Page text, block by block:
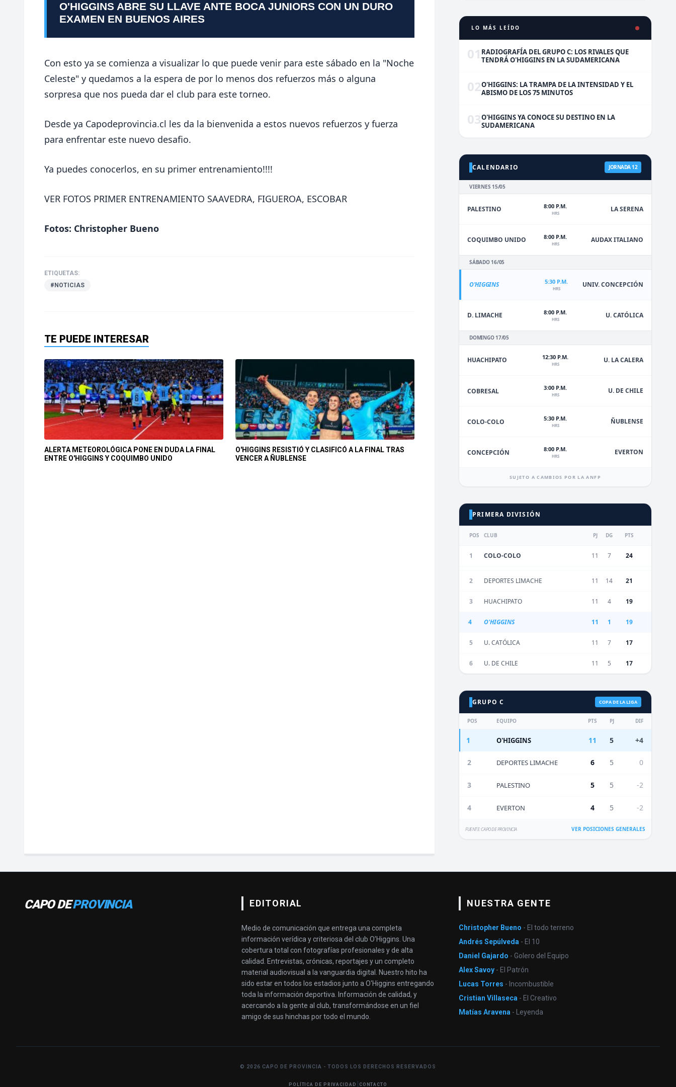
O'HIGGINS ABRE SU LLAVE ANTE BOCA JUNIORS CON UN DURO
EXAMEN EN BUENOS AIRES
Con esto ya se comienza a visualizar lo que puede venir para este sábado en la "Noche
Celeste" y quedamos a la espera de por lo menos dos refuerzos más o alguna
sorpresa que nos pueda dar el club para este torneo.
Desde ya Capodeprovincia.cl les da la bienvenida a estos nuevos refuerzos y fuerza
para enfrentar este nuevo desafio.
Ya puedes conocerlos, en su primer entrenamiento!!!!
VER FOTOS PRIMER ENTRENAMIENTO SAAVEDRA, FIGUEROA, ESCOBAR
Fotos: Christopher Bueno
ETIQUETAS:
#NOTICIAS
TE PUEDE INTERESAR
ALERTA METEOROLÓGICA PONE EN DUDA LA FINAL
ENTRE O'HIGGINS Y COQUIMBO UNIDO
O'HIGGINS RESISTIÓ Y CLASIFICÓ A LA FINAL TRAS
VENCER A ÑUBLENSE
LO MÁS LEÍDO
01 RADIOGRAFÍA DEL GRUPO C: LOS RIVALES QUE
TENDRÁ O'HIGGINS EN LA SUDAMERICANA
02O'HIGGINS: LA TRAMPA DE LA INTENSIDAD Y EL
ABISMO DE LOS 75 MINUTOS
03O'HIGGINS YA CONOCE SU DESTINO EN LA
SUDAMERICANA
CALENDARIO JORNADA 12
VIERNES 15/05
PALESTINO 8:00 P.M.
HRS LA SERENA
COQUIMBO UNIDO 8:00 P.M.
HRS AUDAX ITALIANO
SÁBADO 16/05
O'HIGGINS 5:30 P.M.
HRS UNIV. CONCEPCIÓN
D. LIMACHE 8:00 P.M.
HRS U. CATÓLICA
DOMINGO 17/05
HUACHIPATO 12:30 P.M.
HRS U. LA CALERA
COBRESAL 3:00 P.M.
HRS U. DE CHILE
COLO-COLO 5:30 P.M.
HRS ÑUBLENSE
CONCEPCIÓN 8:00 P.M.
HRS EVERTON
SUJETO A CAMBIOS POR LA ANFP
PRIMERA DIVISIÓN
POS CLUB PJ DG PTS
1 COLO-COLO 11 7 24
2 DEPORTES LIMACHE 11 14 21
3 HUACHIPATO 11 4 19
4 O'HIGGINS 11 1 19
5 U. CATÓLICA 11 7 17
6 U. DE CHILE 11 5 17
GRUPO C COPA DE LA LIGA
POS EQUIPO PTS PJ DIF
1 O'HIGGINS 11 5 +4
2 DEPORTES LIMACHE 6 5 0
3 PALESTINO 5 5 -2
4 EVERTON 4 5 -2
FUENTE: CAPO DE PROVINCIA VER POSICIONES GENERALES
CAPO DEPROVINCIA EDITORIAL
Medio de comunicación que entrega una completa
información verídica y criteriosa del club O’Higgins. Una
cobertura total con fotografías profesionales y de alta
calidad. Entrevistas, crónicas, reportajes y un completo
material audiovisual a la vanguardia digital. Nuestro hito ha
sido estar en todos los estadios junto a O'Higgins entregando
toda la información deportiva. Información de calidad, y
acercando a la gente al club, transformándose en un fiel
amigo de sus hinchas por todo el mundo.
NUESTRA GENTE
Christopher Bueno - El todo terreno
Andrés Sepúlveda - El 10
Daniel Gajardo - Golero del Equipo
Alex Savoy - El Patrón
Lucas Torres - Incombustible
Cristian Villaseca - El Creativo
Matías Aravena - Leyenda
© 2026 CAPO DE PROVINCIA - TODOS LOS DERECHOS RESERVADOS
POLÍTICA DE PRIVACIDAD | CONTACTO